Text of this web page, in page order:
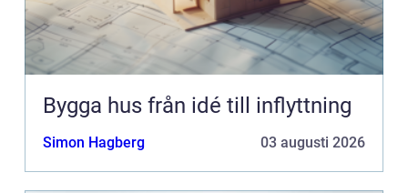
Bygga hus från idé till inflyttning
Simon Hagberg 03 augusti 2026